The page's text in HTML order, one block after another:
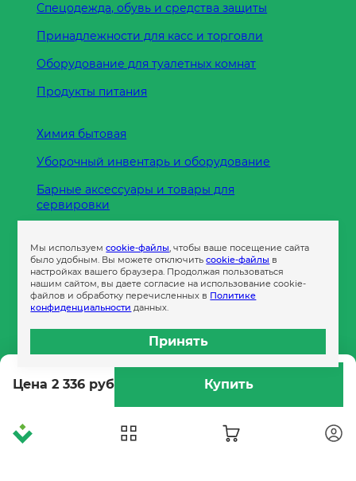
Цена 2 336 руб Купить
Спецодежда, обувь и средства защиты
Принадлежности для касс и торговли
Оборудование для туалетных комнат
Продукты питания
Химия бытовая
Уборочный инвентарь и оборудование
Барные аксессуары и товары для
сервировки
Пленка
Пакеты и сумки
Контейнеры
Бумага офисная
Гигиеническая продукция
Мы используемcookie-файлы, чтобы ваше посещение сайта
было удобным. Вы можете отключитьcookie-файлы в
настройках вашего браузера. Продолжая пользоваться
нашим сайтом, вы даете согласие на использование cookie-
файлов и обработку перечисленных в Политике
конфиденциальности данных.
Принять